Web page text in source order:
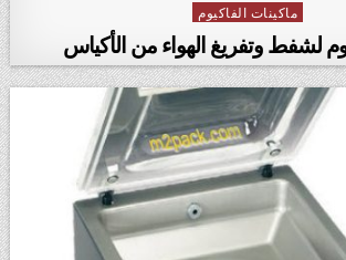
Posted in
ماكينات الفاكيوم
لشفط وتفريغ الهواء من الأكياس